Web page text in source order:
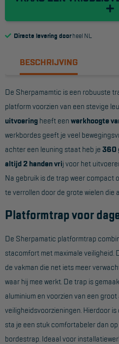
CombiDeals
MAATWERK
VERHUUR
Rolsteigers
Schilderstellingen
Steiger overkapping
Hangbruginstallaties
Schilderwerkzaamheden
Gevelrenovatie
Industrieel onderhoud
Hoogwerkers
Telescoop hoogwerkers
Directe levering doorheel NL
BESCHRIJVING
De Sherpamamtic is een robuuste
platform voorzien van een stevige
uitvoering heeft een werkhoogte
werkbordes geeft je veel
achter een leuning staat heb je 360
altijd 2 handen vrij voor het
Na gebruik is de trap weer compact
te verrollen door de grote wielen die
Platformtrap voor
De Sherpamatic platformtrap
stacomfort met maximale veiligheid.
de vakman die net iets meer
waar hij mee werkt. De trap is
aluminium en voorzien van een
veiligheidsvoorzieningen. Hierdoor
sta je een stuk comfortabeler dan
bordestrap. Ideaal voor